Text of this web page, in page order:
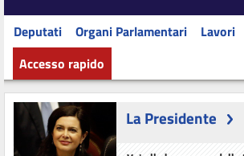
Deputati Organi Parlamentari Lavori
Accesso rapido
La Presidente